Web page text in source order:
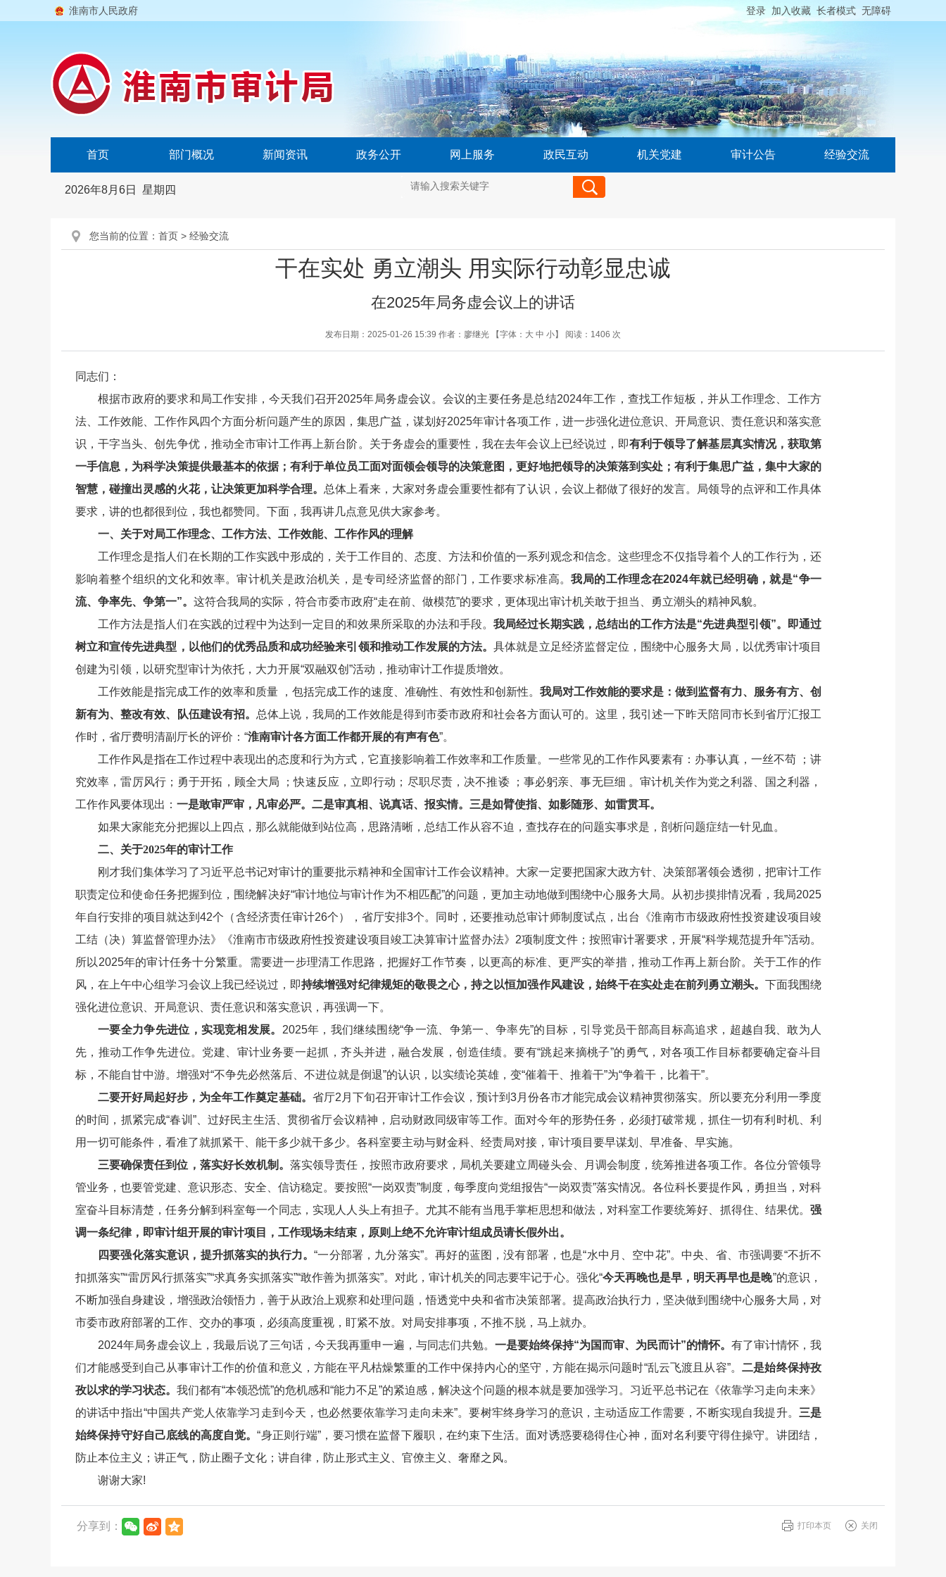
淮南市人民政府 登录 加入收藏 长者模式 无障碍
首页 部门概况 新闻资讯 政务公开 网上服务 政民互动 机关党建 审计公告 经验交流
2026年8月6日 星期四
您当前的位置： 首页 > 经验交流
干在实处 勇立潮头 用实际行动彰显忠诚
在2025年局务虚会议上的讲话
发布日期：2025-01-26 15:39 作者：廖继光 【字体： 大 中 小】 阅读： 1406 次
同志们：
根据市政府的要求和局工作安排，今天我们召开2025年局务虚会议。会议的主要任务是总结2024年工作，查找工作短板，并从工作理念、工作方
法、工作效能、工作作风四个方面分析问题产生的原因，集思广益，谋划好2025年审计各项工作，进一步强化进位意识、开局意识、责任意识和落实意
识，干字当头、创先争优，推动全市审计工作再上新台阶。关于务虚会的重要性，我在去年会议上已经说过，即有利于领导了解基层真实情况，获取第
一手信息，为科学决策提供最基本的依据；有利于单位员工面对面领会领导的决策意图，更好地把领导的决策落到实处；有利于集思广益，集中大家的
智慧，碰撞出灵感的火花，让决策更加科学合理。 总体上看来，大家对务虚会重要性都有了认识，会议上都做了很好的发言。局领导的点评和工作具体
要求，讲的也都很到位，我也都赞同。下面，我再讲几点意见供大家参考。
一、关于对局工作理念、工作方法、工作效能、工作作风的理解
工作理念是指人们在长期的工作实践中形成的，关于工作目的、态度、方法和价值的一系列观念和信念。这些理念不仅指导着个人的工作行为，还
影响着整个组织的文化和效率。审计机关是政治机关，是专司经济监督的部门，工作要求标准高。我局的工作理念在2024年就已经明确，就是“争一
流、争率先、争第一”。 这符合我局的实际，符合市委市政府“走在前、做模范”的要求，更体现出审计机关敢于担当、勇立潮头的精神风貌。
工作方法是指人们在实践的过程中为达到一定目的和效果所采取的办法和手段。我局经过长期实践，总结出的工作方法是“先进典型引领”。即通过
树立和宣传先进典型，以他们的优秀品质和成功经验来引领和推动工作发展的方法。具体就是立足经济监督定位，围绕中心服务大局，以优秀审计项目
创建为引领，以研究型审计为依托，大力开展“双融双创”活动，推动审计工作提质增效。
工作效能是指完成工作的效率和质量 ，包括完成工作的速度、准确性、有效性和创新性。 我局对工作效能的要求是：做到监督有力、服务有方、创
新有为、整改有效、队伍建设有招。 总体上说，我局的工作效能是得到市委市政府和社会各方面认可的。这里，我引述一下昨天陪同市长到省厅汇报工
作时，省厅费明清副厅长的评价：“淮南审计各方面工作都开展的有声有色”。
工作作风是指在工作过程中表现出的态度和行为方式，它直接影响着工作效率和工作质量。一些常见的工作作风要素有：办事认真，一丝不苟 ；讲
究效率，雷厉风行；勇于开拓，顾全大局 ；快速反应，立即行动；尽职尽责，决不推诿 ；事必躬亲、事无巨细 。审计机关作为党之利器、国之利器，
工作作风要体现出： 一是敢审严审，凡审必严。二是审真相、说真话、报实情。三是如臂使指、如影随形、如雷贯耳。
如果大家能充分把握以上四点，那么就能做到站位高，思路清晰，总结工作从容不迫，查找存在的问题实事求是，剖析问题症结一针见血。
二、关于2025年的审计工作
刚才我们集体学习了习近平总书记对审计的重要批示精神和全国审计工作会议精神。大家一定要把国家大政方针、决策部署领会透彻，把审计工作
职责定位和使命任务把握到位，围绕解决好“审计地位与审计作为不相匹配”的问题，更加主动地做到围绕中心服务大局。从初步摸排情况看，我局2025
年自行安排的项目就达到42个（含经济责任审计26个），省厅安排3个。同时，还要推动总审计师制度试点，出台《淮南市市级政府性投资建设项目竣
工结（决）算监督管理办法》《淮南市市级政府性投资建设项目竣工决算审计监督办法》2项制度文件；按照审计署要求，开展“科学规范提升年”活动。
所以2025年的审计任务十分繁重。需要进一步理清工作思路，把握好工作节奏，以更高的标准、更严实的举措，推动工作再上新台阶。关于工作的作
风，在上午中心组学习会议上我已经说过，即持续增强对纪律规矩的敬畏之心，持之以恒加强作风建设，始终干在实处走在前列勇立潮头。 下面我围绕
强化进位意识、开局意识、责任意识和落实意识，再强调一下。
一要全力争先进位，实现竞相发展。 2025年，我们继续围绕“争一流、争第一、争率先”的目标，引导党员干部高目标高追求，超越自我、敢为人
先，推动工作争先进位。党建、审计业务要一起抓，齐头并进，融合发展，创造佳绩。要有“跳起来摘桃子”的勇气，对各项工作目标都要确定奋斗目
标，不能自甘中游。增强对“不争先必然落后、不进位就是倒退”的认识，以实绩论英雄，变“催着干、推着干”为“争着干，比着干”。
二要开好局起好步，为全年工作奠定基础。 省厅2月下旬召开审计工作会议，预计到3月份各市才能完成会议精神贯彻落实。所以要充分利用一季度
的时间，抓紧完成“春训”、过好民主生活、贯彻省厅会议精神，启动财政同级审等工作。面对今年的形势任务，必须打破常规，抓住一切有利时机、利
用一切可能条件，看准了就抓紧干、能干多少就干多少。各科室要主动与财金科、经责局对接，审计项目要早谋划、早准备、早实施。
三要确保责任到位，落实好长效机制。落实领导责任，按照市政府要求，局机关要建立周碰头会、月调会制度，统筹推进各项工作。各位分管领导
管业务，也要管党建、意识形态、安全、信访稳定。要按照“一岗双责”制度，每季度向党组报告“一岗双责”落实情况。各位科长要提作风，勇担当，对科
室奋斗目标清楚，任务分解到科室每一个同志，实现人人头上有担子。尤其不能有当甩手掌柜思想和做法，对科室工作要统筹好、抓得住、结果优。 强
调一条纪律，即审计组开展的审计项目，工作现场未结束，原则上绝不允许审计组成员请长假外出。
四要强化落实意识，提升抓落实的执行力。“一分部署，九分落实”。再好的蓝图，没有部署，也是“水中月、空中花”。中央、省、市强调要“不折不
扣抓落实”“雷厉风行抓落实”“求真务实抓落实”“敢作善为抓落实”。对此，审计机关的同志要牢记于心。强化“今天再晚也是早，明天再早也是晚”的意识，
不断加强自身建设，增强政治领悟力，善于从政治上观察和处理问题，悟透党中央和省市决策部署。提高政治执行力，坚决做到围绕中心服务大局，对
市委市政府部署的工作、交办的事项，必须高度重视，盯紧不放。对局安排事项，不推不脱，马上就办。
2024年局务虚会议上，我最后说了三句话，今天我再重申一遍，与同志们共勉。 一是要始终保持“为国而审、为民而计”的情怀。 有了审计情怀，我
们才能感受到自己从事审计工作的价值和意义，方能在平凡枯燥繁重的工作中保持内心的坚守，方能在揭示问题时“乱云飞渡且从容”。二是始终保持孜
孜以求的学习状态。 我们都有“本领恐慌”的危机感和“能力不足”的紧迫感，解决这个问题的根本就是要加强学习。习近平总书记在《依靠学习走向未来》
的讲话中指出“中国共产党人依靠学习走到今天，也必然要依靠学习走向未来”。要树牢终身学习的意识，主动适应工作需要，不断实现自我提升。 三是
始终保持守好自己底线的高度自觉。“身正则行端”，要习惯在监督下履职，在约束下生活。面对诱惑要稳得住心神，面对名利要守得住操守。讲团结，
防止本位主义；讲正气，防止圈子文化；讲自律，防止形式主义、官僚主义、奢靡之风。
谢谢大家!
分享到： 打印本页 关闭